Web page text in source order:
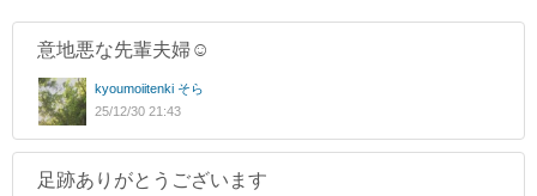
意地悪な先輩夫婦☺️
kyoumoiitenki そら
25/12/30 21:43
足跡ありがとうございます